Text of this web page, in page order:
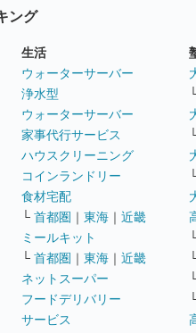
ング
生活
ウォーターサーバー
浄水型
ウォーターサーバー
家事代行サービス
ハウスクリーニング
コインランドリー
食材宅配
└ 首都圏 ｜ 東海 ｜ 近畿
ミールキット
└ 首都圏 ｜ 東海 ｜ 近畿
ネットスーパー
フードデリバリー
サービス